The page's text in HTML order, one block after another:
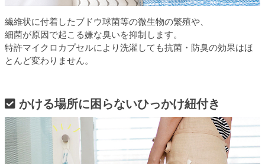
繊維状に付着したブドウ球菌等の微生物の繁殖や、
細菌が原因で起こる嫌な臭いを抑制します。
特許マイクロカプセルにより洗濯しても抗菌・防臭の効果はほ
とんど変わりません。
かける場所に困らないひっかけ紐付き